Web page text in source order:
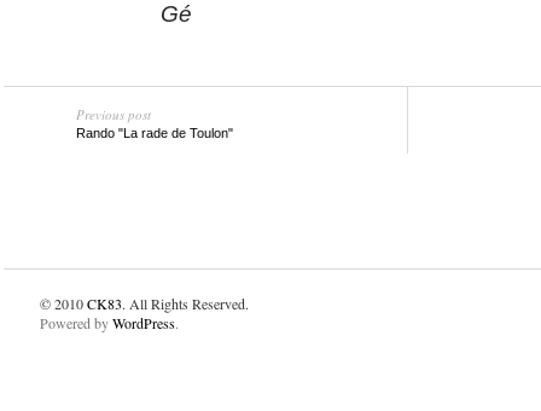
Gé
Previous post
Rando "La rade de Toulon"
© 2010CK83. All Rights Reserved.
Powered byWordPress.